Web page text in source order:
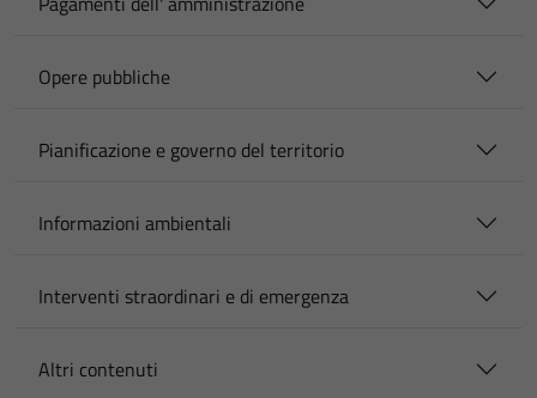
Opere pubbliche
Pianificazione e governo del territorio
Informazioni ambientali
Interventi straordinari e di emergenza
Altri contenuti